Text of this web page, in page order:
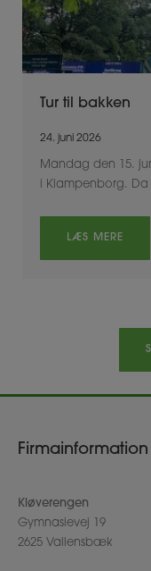
Tur til bakken
24. juni 2026
Mandag den 15.
i Klampenborg.
LÆS MERE
Firmainformation
Kløverengen
Gymnasievej 19
2625 Vallensbæk